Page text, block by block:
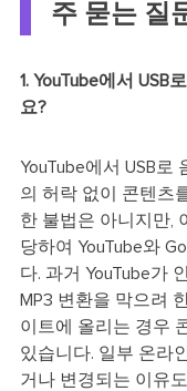
주 묻는 질
1. YouTube에서
요?
YouTube에서 USB
의 허락 없이 콘텐츠
한 불법은 아니지만,
당하여 YouTube와
다. 과거 YouTube가
MP3 변환을 막으려
이트에 올리는 경우
있습니다. 일부 온라
거나 변경되는 이유